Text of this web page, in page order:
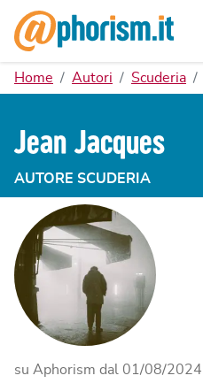
Home Autori Scuderia
Jean Jacques
AUTORE SCUDERIA
su Aphorism dal 01/08/2024